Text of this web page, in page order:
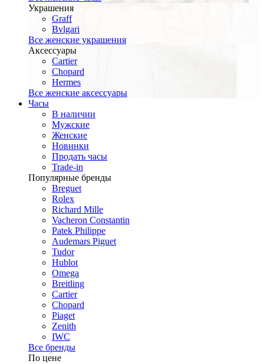
Украшения
Graff
Bvlgari
Все женские украшения
Аксессуары
Cartier
Chopard
Hermes
Все женские аксессуары
Часы
В наличии
Мужские
Женские
Новинки
Продать часы
Trade-in
Популярные бренды
Breguet
Rolex
Richard Mille
Vacheron Constantin
Patek Philippe
Audemars Piguet
Tudor
Hublot
Omega
Breitling
Cartier
Chopard
Piaget
Zenith
IWC
Все бренды
По цене